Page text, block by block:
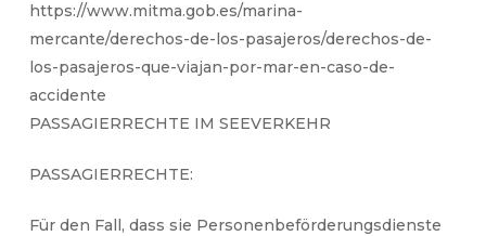
https://www.mitma.gob.es/marina-
mercante/derechos-de-los-pasajeros/derechos-de-
los-pasajeros-que-viajan-por-mar-en-caso-de-
accidente
PASSAGIERRECHTE IM SEEVERKEHR
PASSAGIERRECHTE:
Für den Fall, dass sie Personenbeförderungsdienste